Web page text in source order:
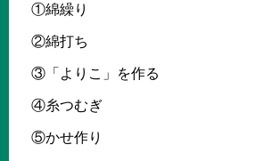
①綿繰り
②綿打ち
③「よりこ」を作る
④糸つむぎ
⑤かせ作り